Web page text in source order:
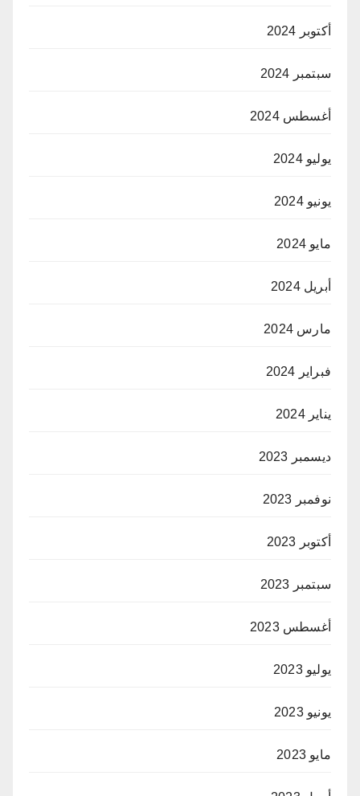
أكتوبر 2024
سبتمبر 2024
أغسطس 2024
يوليو 2024
يونيو 2024
مايو 2024
أبريل 2024
مارس 2024
فبراير 2024
يناير 2024
ديسمبر 2023
نوفمبر 2023
أكتوبر 2023
سبتمبر 2023
أغسطس 2023
يوليو 2023
يونيو 2023
مايو 2023